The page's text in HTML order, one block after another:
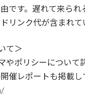
です。遅れて来られ
リンク代が含まれて
て＞
やポリシーについ
催レポートも掲載し